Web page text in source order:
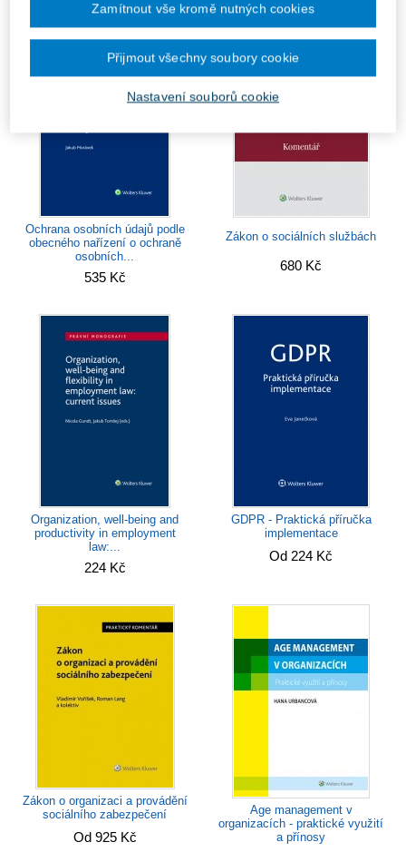
Ochrana osobních údajů podle
obecného nařízení o ochraně
osobních...
535 Kč
Zákon o sociálních službách
680 Kč
Organization, well-being and
productivity in employment
law:...
224 Kč
GDPR - Praktická příručka
implementace
Od 224 Kč
Zákon o organizaci a provádění
sociálního zabezpečení
Od 925 Kč
Age management v
organizacích - praktické využití
a přínosy
Nastavení souborů cookie
Zamítnout vše kromě nutných cookies
Přijmout všechny soubory cookie